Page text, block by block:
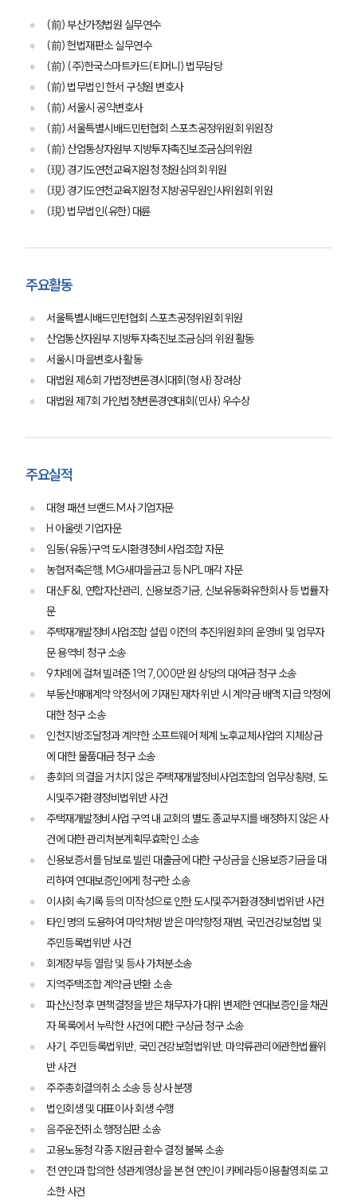
팀소개
팀소개
대륜의 강점
오시는 길
글로벌 파트너 로펌
고객의 소리
통합검색
업무사례
주요 업무사례
사례분석/최신동향
법률정보
(前) 부산가정법원 실무연수
(前) 헌법재판소 실무연수
(前) (주)한국스마트카드(티머니) 법무담당
(前) 법무법인 한서 구성원 변호사
(前) 서울시 공익변호사
(前) 서울특별시배드민턴협회 스포츠공정위원회 위원장
(前) 산업통상자원부 지방투자촉진보조금심의위원
(現) 경기도연천교육지원청 청원심의회 위원
(現) 경기도연천교육지원청 지방공무원인사위원회 위원
(現) 법무법인(유한) 대륜
주요활동
서울특별시배드민턴협회 스포츠공정위원회 위원
산업통산자원부 지방투자촉진보조금심의 위원 활동
서울시 마을변호사 활동
대법원 제6회 가법정변론경시대회(형사) 장려상
대법원 제7회 가인법정변론경연대회(민사) 우수상
주요실적
대형 패션 브랜드 M사 기업자문
H 아울렛 기업자문
임동(유동)구역 도시환경정비사업조합 자문
농협저축은행, MG새마을금고 등 NPL매각 자문
대신F&I, 연합자산관리, 신용보증기금, 신보유동화유한회사 등 법률자
문
주택재개발정비사업조합 설립 이전의 추진위원회의 운영비 및 업무자
문 용역비 청구 소송
9차례에 걸쳐 빌려준 1억 7,000만 원 상당의 대여금 청구 소송
부동산매매계약 약정서에 기재된 재차 위반 시 계약금 배액 지급 약정에
대한 청구 소송
인천지방조달청과 계약한 소프트웨어 체계 노후교체사업의 지체상금
에 대한 물품대금 청구 소송
총회의 의결을 거치지 않은 주택재개발정비사업조합의 업무상횡령, 도
시및주거환경정비법위반 사건
주택재개발정비사업 구역 내 교회의 별도 종교부지를 배정하지 않은 사
건에 대한 관리처분계획무효확인 소송
신용보증서를 담보로 빌린 대출금에 대한 구상금을 신용보증기금을 대
리하여 연대보증인에게 청구한 소송
이사회 속기록 등의 미작성으로 인한 도시및주거환경정비법위반 사건
타인 명의 도용하여 마약처방 받은 마약향정 재범, 국민건강보험법 및
주민등록법위반 사건
회계장부등 열람 및 등사 가처분소송
지역주택조합 계약금 반환 소송
파산신청 후 면책결정을 받은 채무자가 대위 변제한 연대보증인을 채권
자 목록에서 누락한 사건에 대한 구상금 청구 소송
사기, 주민등록법위반, 국민건강보험법위반, 마약류관리에관한법률위
반 사건
주주총회결의취소 소송 등 상사 분쟁
법인회생 및 대표이사 회생 수행
음주운전취소 행정심판 소송
고용노동청 각종 지원금 환수 결정 불복 소송
전 연인과 합의한 성관계영상을 본 현 연인이 카메라등이용촬영죄로 고
소한 사건